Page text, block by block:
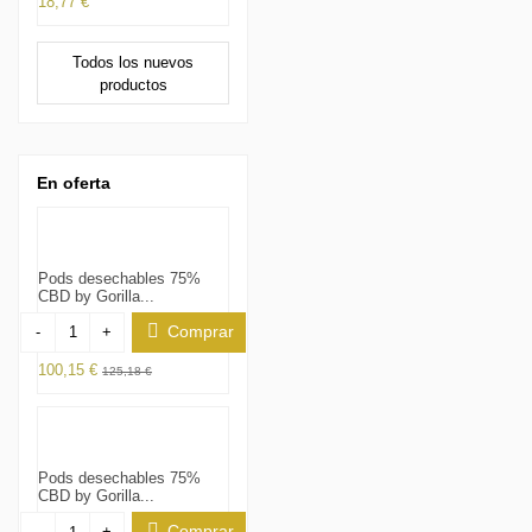
Todos los nuevos
productos
En oferta
Pods desechables 75%
CBD by Gorilla...
-
+ Comprar
100,15 € 125,18 €
Pods desechables 75%
CBD by Gorilla...